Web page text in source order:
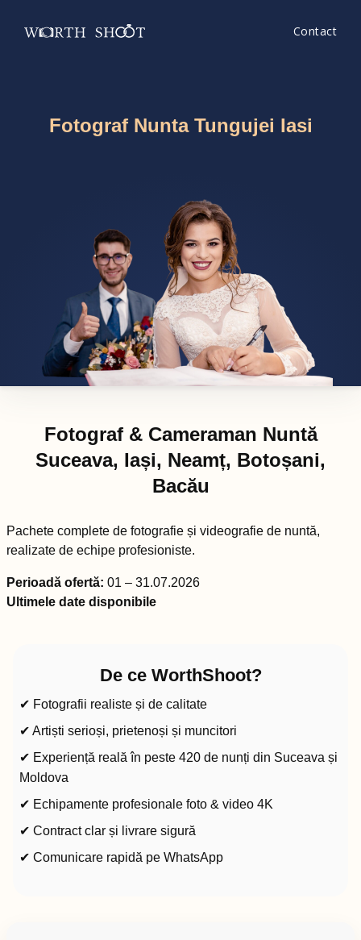
Contact
Fotograf Nunta Tungujei Iasi
Fotograf & Cameraman Nuntă
Suceava, Iași, Neamț, Botoșani,
Bacău
Pachete complete de fotografie și videografie de nuntă,
realizate de echipe profesioniste.
Perioadă ofertă: 01 – 31.07.2026
Ultimele date disponibile
De ce WorthShoot?
✔ Fotografii realiste și de calitate
✔ Artiști serioși, prietenoși și muncitori
✔ Experiență reală în peste 420 de nunți din Suceava și
Moldova
✔ Echipamente profesionale foto & video 4K
✔ Contract clar și livrare sigură
✔ Comunicare rapidă pe WhatsApp